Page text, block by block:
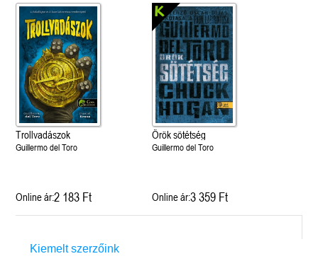
Trollvadászok
Guillermo del Toro
Online ár:2 183 Ft
Örök sötétség
Guillermo del Toro
Online ár:3 359 Ft
Kiemelt szerzőink